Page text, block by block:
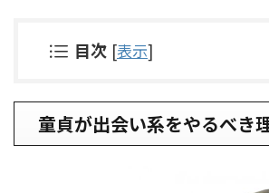
目次 [表示]
童貞が出会い系をやるべき